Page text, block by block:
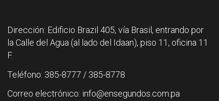
Dirección: Edificio Brazil 405, vía Brasil, entrando por
la Calle del Agua (al lado del Idaan), piso 11, oficina 11
F.
Teléfono: 385-8777 / 385-8778
Correo electrónico: info@ensegundos.com.pa